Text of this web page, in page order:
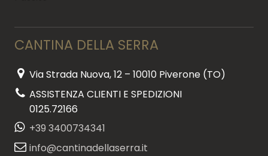
CANTINA DELLA SERRA
Via Strada Nuova, 12 – 10010 Piverone (TO)
ASSISTENZA CLIENTI E SPEDIZIONI
0125.72166
+39 3400734341
info@cantinadellaserra.it